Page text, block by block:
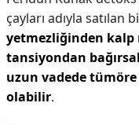
çayları adıyla satılan
yetmezliğinden
tansiyondan
uzun vadede
olabilir.